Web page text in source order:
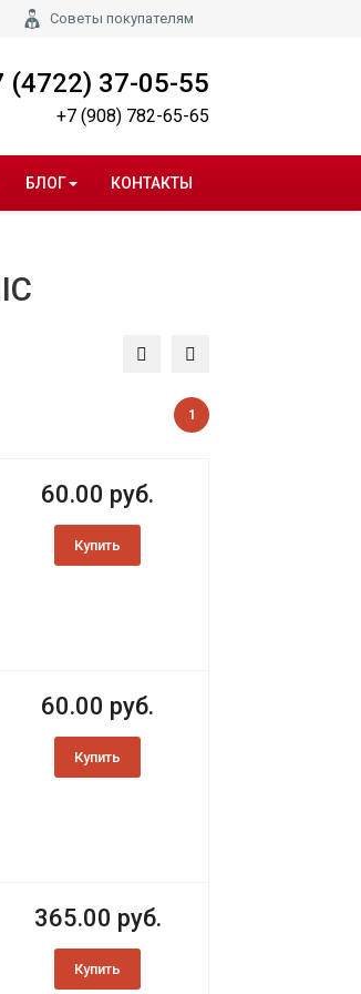
Советы покупателям
(4722) 37-05-55
+7 (908) 782-65-65
КОНТАКТЫ
БЛОГ
1
60.00 руб.
Купить
60.00 руб.
Купить
365.00 руб.
Купить